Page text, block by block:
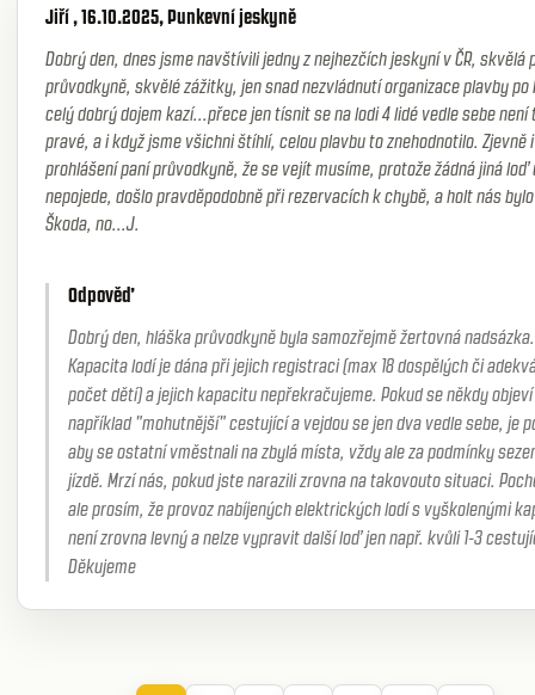
Jiří , 16.10.2025, Punkevní jeskyně
Dobrý den, dnes jsme navštívili jedny z nejhezčích jeskyní v ČR, skvělá
průvodkyně, skvělé zážitky, jen snad nezvládnutí organizace plavby po
celý dobrý dojem kazí...přece jen tísnit se na lodi 4 lidé vedle sebe není
pravé, a i když jsme všichni štíhlí, celou plavbu to znehodnotilo. Zjevně
prohlášení paní průvodkyně, že se vejít musíme, protože žádná jiná loď
nepojede, došlo pravděpodobně při rezervacích k chybě, a holt nás
Škoda, no...J.
Odpověď
Dobrý den, hláška průvodkyně byla samozřejmě žertovná nadsázka.
Kapacita lodí je dána při jejich registraci (max 18 dospělých či
počet dětí) a jejich kapacitu nepřekračujeme. Pokud se někdy objeví
například "mohutnější" cestující a vejdou se jen dva vedle sebe, je
aby se ostatní vměstnali na zbylá místa, vždy ale za podmínky
jízdě. Mrzí nás, pokud jste narazili zrovna na takovouto situaci.
ale prosím, že provoz nabíjených elektrických lodí s vyškolenými
není zrovna levný a nelze vypravit další loď jen např. kvůli 1-3
Děkujeme